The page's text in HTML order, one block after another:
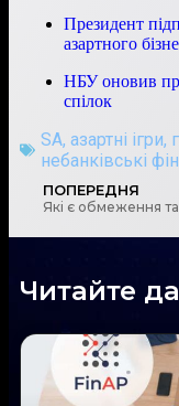
Президент
азартного
НБУ оновив
спілок
SA, азартні ігри,
небанківські
ПОПЕРЕДНЯ
Читайте